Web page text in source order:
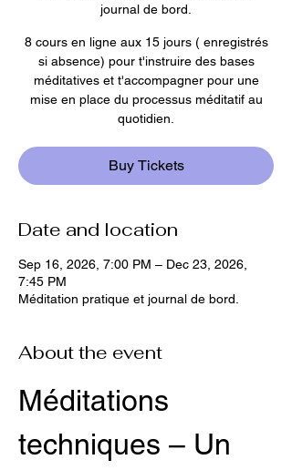
journal de bord.
8 cours en ligne aux 15 jours ( enregistrés
si absence) pour t'instruire des bases
méditatives et t'accompagner pour une
mise en place du processus méditatif au
quotidien.
Buy Tickets
Date and location
Sep 16, 2026, 7:00 PM – Dec 23, 2026,
7:45 PM
Méditation pratique et journal de bord.
About the event
Méditations
techniques – Un